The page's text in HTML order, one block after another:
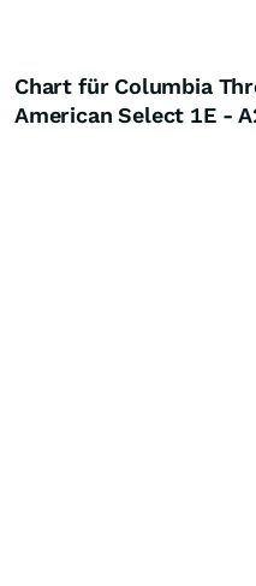
Chart für Columbia
American Select 1E -